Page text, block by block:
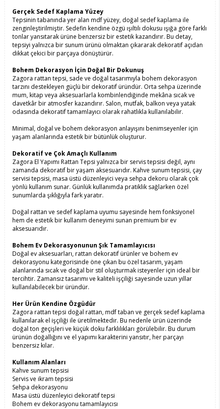
Gerçek Sedef Kaplama Yüzey
Tepsinin tabanında yer alan mdf yüzey, doğal sedef kaplama ile
zenginleştirilmiştir. Sedefin kendine özgü ışıltılı dokusu ışığa göre farklı
tonlar yansıtarak ürüne benzersiz bir estetik kazandırır. Bu detay,
tepsiyi yalnızca bir sunum ürünü olmaktan çıkararak dekoratif açıdan
dikkat çekici bir parçaya dönüştürür.
Bohem Dekorasyon İçin Doğal Bir Dokunuş
Zagora rattan tepsi, sade ve doğal tasarımıyla bohem dekorasyon
tarzını destekleyen güçlü bir dekoratif üründür. Orta sehpa üzerinde
mum, kitap veya aksesuarlarla kombinlendiğinde mekâna sıcak ve
davetkâr bir atmosfer kazandırır. Salon, mutfak, balkon veya yatak
odasında dekoratif tamamlayıcı olarak rahatlıkla kullanılabilir.
Minimal, doğal ve bohem dekorasyon anlayışını benimseyenler için
yaşam alanlarında estetik bir bütünlük oluşturur.
Dekoratif ve Çok Amaçlı Kullanım
Zagora El Yapımı Rattan Tepsi yalnızca bir servis tepsisi değil, aynı
zamanda dekoratif bir yaşam aksesuarıdır. Kahve sunum tepsisi, çay
servisi tepsisi, masa üstü düzenleyici veya sehpa dekoru olarak çok
yönlü kullanım sunar. Günlük kullanımda pratiklik sağlarken özel
sunumlarda şıklığıyla fark yaratır.
Doğal rattan ve sedef kaplama uyumu sayesinde hem fonksiyonel
hem de estetik bir kullanım deneyimi sunan premium bir ev
aksesuarıdır.
Bohem Ev Dekorasyonunun Şık Tamamlayıcısı
Doğal ev aksesuarları, rattan dekoratif ürünler ve bohem ev
dekorasyonu kategorisinde öne çıkan bu özel tasarım, yaşam
alanlarında sıcak ve doğal bir stil oluşturmak isteyenler için ideal bir
tercihtir. Zamansız tasarımı ve kaliteli işçiliği sayesinde uzun yıllar
kullanılabilecek bir üründür.
Her Ürün Kendine Özgüdür
Zagora rattan tepsi doğal rattan, mdf taban ve gerçek sedef kaplama
kullanılarak el işçiliği ile üretilmektedir. Bu nedenle ürün üzerinde
doğal ton geçişleri ve küçük doku farklılıkları görülebilir. Bu durum
ürünün doğallığını ve el yapımı karakterini yansıtır, her parçayı
benzersiz kılar.
Kullanım Alanları
Kahve sunum tepsisi
Servis ve ikram tepsisi
Sehpa dekorasyonu
Masa üstü düzenleyici dekoratif tepsi
Bohem ev dekorasyonu tamamlayıcısı